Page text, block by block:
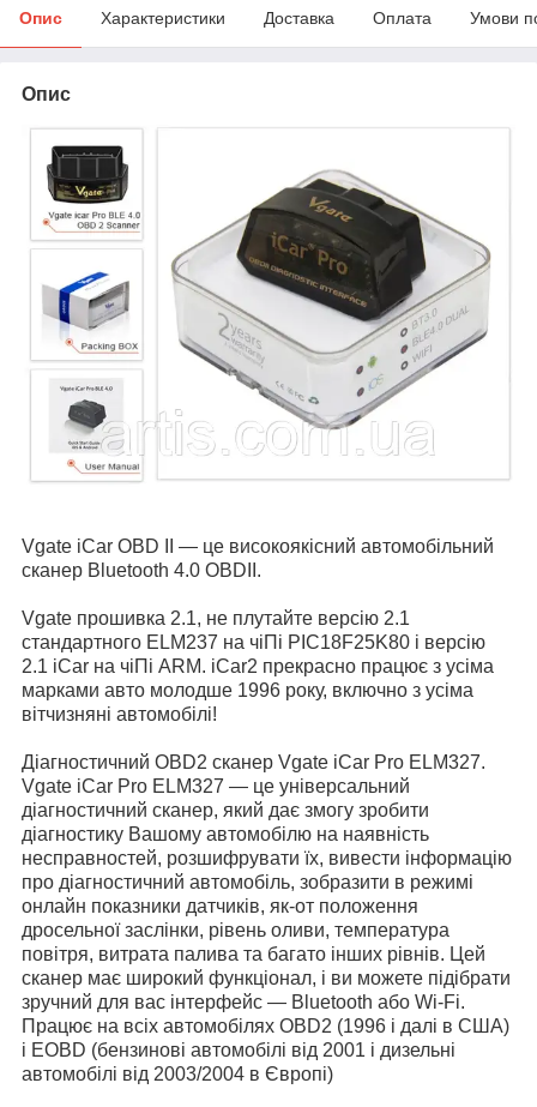
Опис Характеристики Доставка Оплата Умови
Опис
Vgate iCar OBD II — це високоякісний автомобільний
сканер Bluetooth 4.0 OBDII.
Vgate прошивка 2.1, не плутайте версію 2.1
стандартного ELM237 на чіПі PIC18F25K80 і версію
2.1 iCar на чіПі ARM. iCar2 прекрасно працює з усіма
марками авто молодше 1996 року, включно з усіма
вітчизняні автомобілі!
Діагностичний OBD2 сканер Vgate iCar Pro ELM327.
Vgate iCar Pro ELM327 — це універсальний
діагностичний сканер, який дає змогу зробити
діагностику Вашому автомобілю на наявність
несправностей, розшифрувати їх, вивести інформацію
про діагностичний автомобіль, зобразити в режимі
онлайн показники датчиків, як-от положення
дросельної заслінки, рівень оливи, температура
повітря, витрата палива та багато інших рівнів. Цей
сканер має широкий функціонал, і ви можете підібрати
зручний для вас інтерфейс — Bluetooth або Wi-Fi.
Працює на всіх автомобілях OBD2 (1996 і далі в США)
і EOBD (бензинові автомобілі від 2001 і дизельні
автомобілі від 2003/2004 в Європі)